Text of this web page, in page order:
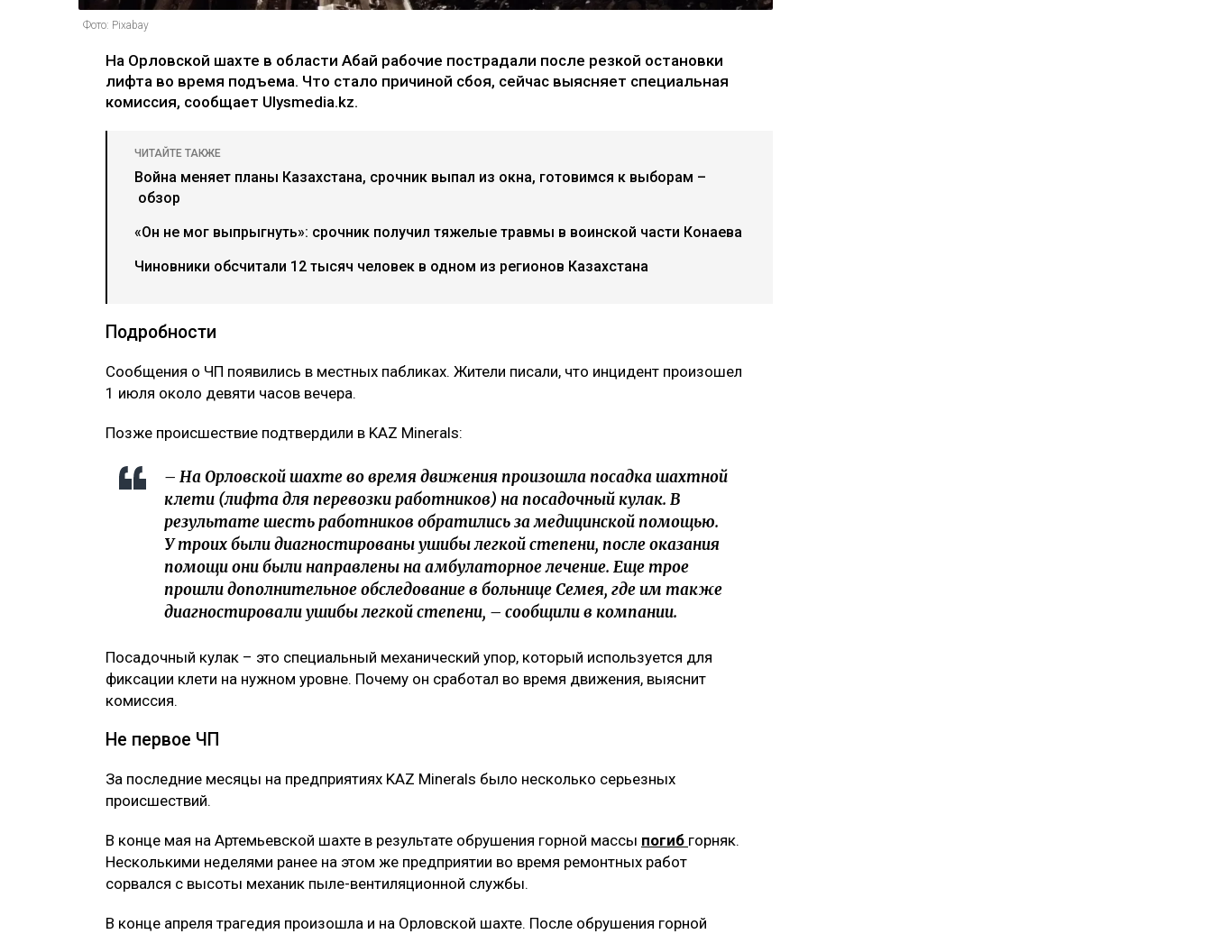
Фото: Pixabay
На Орловской шахте в области Абай рабочие пострадали после резкой остановки
лифта во время подъема. Что стало причиной сбоя, сейчас выясняет специальная
комиссия, сообщает Ulysmedia.kz.
ЧИТАЙТЕ ТАКЖЕ
Война меняет планы Казахстана, срочник выпал из окна, готовимся к выборам –
обзор
«Он не мог выпрыгнуть»: срочник получил тяжелые травмы в воинской части Конаева
Чиновники обсчитали 12 тысяч человек в одном из регионов Казахстана
Подробности
Сообщения о ЧП появились в местных пабликах. Жители писали, что инцидент произошел
1 июля около девяти часов вечера.
Позже происшествие подтвердили в KAZ Minerals:
– На Орловской шахте во время движения произошла посадка шахтной
клети (лифта для перевозки работников) на посадочный кулак. В
результате шесть работников обратились за медицинской помощью.
У троих были диагностированы ушибы легкой степени, после оказания
помощи они были направлены на амбулаторное лечение. Еще трое
прошли дополнительное обследование в больнице Семея, где им также
диагностировали ушибы легкой степени, – сообщили в компании.
Посадочный кулак – это специальный механический упор, который используется для
фиксации клети на нужном уровне. Почему он сработал во время движения, выяснит
комиссия.
Не первое ЧП
За последние месяцы на предприятиях KAZ Minerals было несколько серьезных
происшествий.
В конце мая на Артемьевской шахте в результате обрушения горной массы погиб горняк.
Несколькими неделями ранее на этом же предприятии во время ремонтных работ
сорвался с высоты механик пыле-вентиляционной службы.
В конце апреля трагедия произошла и на Орловской шахте. После обрушения горной